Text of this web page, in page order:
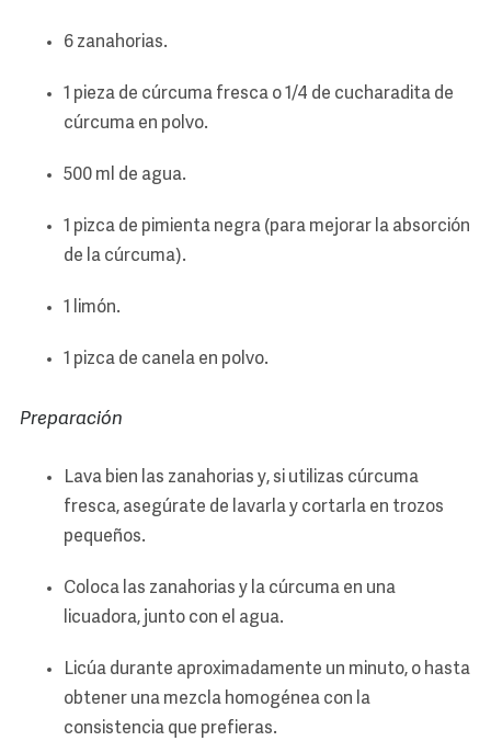
6 zanahorias.
1 pieza de cúrcuma fresca o 1/4 de cucharadita de
cúrcuma en polvo.
500 ml de agua.
1 pizca de pimienta negra (para mejorar la absorción
de la cúrcuma).
1 limón.
1 pizca de canela en polvo.
Preparación
Lava bien las zanahorias y, si utilizas cúrcuma
fresca, asegúrate de lavarla y cortarla en trozos
pequeños.
Coloca las zanahorias y la cúrcuma en una
licuadora, junto con el agua.
Licúa durante aproximadamente un minuto, o hasta
obtener una mezcla homogénea con la
consistencia que prefieras.